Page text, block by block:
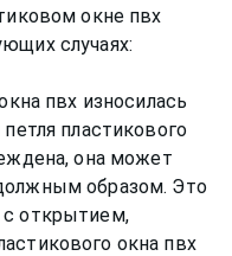
окне пвх
случаях:
пвх износилась
пластикового
она может
образом. Это
открытием,
окна пвх